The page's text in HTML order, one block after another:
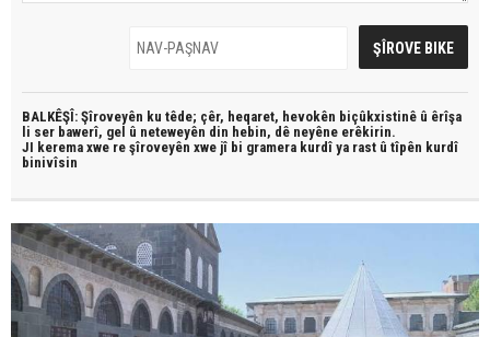
BALKÊŞÎ: Şîroveyên ku têde; çêr, heqaret, hevokên biçûkxistinê û êrîşa
li ser bawerî, gel û neteweyên din hebin, dê neyêne erêkirin.
JI kerema xwe re şîroveyên xwe jî bi gramera kurdî ya rast û tîpên kurdî
binivîsin